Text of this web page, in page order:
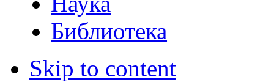
Библиотека
Skip to content